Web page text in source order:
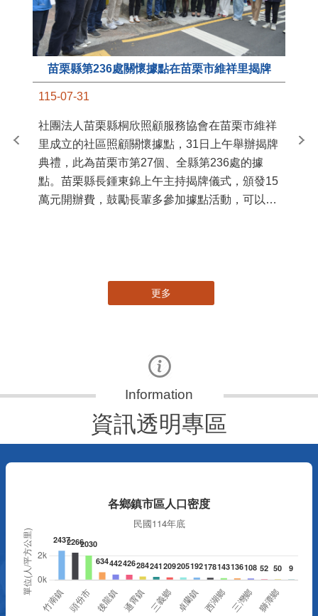
苗栗縣第236處關懷據點在苗栗市維祥里揭牌
115-07-31
社團法人苗栗縣桐欣照顧服務協會在苗栗市維祥
里成立的社區照顧關懷據點，31日上午舉辦揭牌
典禮，此為苗栗市第27個、全縣第236處的據
點。苗栗縣長鍾東錦上午主持揭牌儀式，頒發15
萬元開辦費，鼓勵長輩多參加據點活動，可以更
苗
更多
資訊透明專區